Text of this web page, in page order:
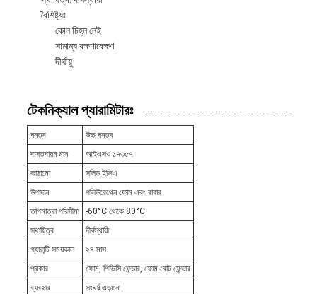
বৈশিষ্ট্যঃ
কোন চিহ্ন নেই
সামান্য রক্ষণাবেক্ষণ
দীর্ঘায়ু
টেকনিক্যাল প্যারামিটারঃ
ঘনত্ব
উচ্চ ঘনত্ব
বাস্তবায়ন মান
আইএসও ১৭৩৫৭
কাঠামো
সলিড ইভিএ
উপাদান
পলিউরেথেন ফোম এবং রাবার
তাপমাত্রা পরিসীমা
-60°C থেকে 80°C
স্থায়িত্ব
দীর্ঘস্থায়ী
গ্যারান্টি সময়কাল
২৪ মাস
প্রকার
ফোম, পিভিসি ফেন্ডার, ফোম বোট ফেন্ডার
ব্যবহার
সংঘর্ষ এড়ানো